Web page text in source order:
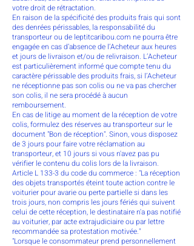
votre droit de rétractation.
En raison de la spécificité des produits frais qui sont
des denrées périssables, la responsabilité du
transporteur ou de leptitcaribou.com ne pourra être
engagée en cas d’absence de l’Acheteur aux heures
et jours de livraison et/ou de relivraison. L’Acheteur
est particulièrement informé que compte tenu du
caractère périssable des produits frais, si l’Acheteur
ne réceptionne pas son colis ou ne va pas chercher
son colis, il ne sera procédé à aucun
remboursement.
En cas de litige au moment de la réception de votre
colis, formulez des réserves au transporteur sur le
document "Bon de réception". Sinon, vous disposez
de 3 jours pour faire votre réclamation au
transporteur, et 10 jours si vous n'avez pas pu
vérifier le contenu du colis lors de la livraison.
Article L 133-3 du code du commerce : "La réception
des objets transportés éteint toute action contre le
voiturier pour avarie ou perte partielle si dans les
trois jours, non compris les jours fériés qui suivent
celui de cette réception, le destinataire n'a pas notifié
au voiturier, par acte extrajudiciaire ou par lettre
recommandée sa protestation motivée."
"Lorsque le consommateur prend personnellement